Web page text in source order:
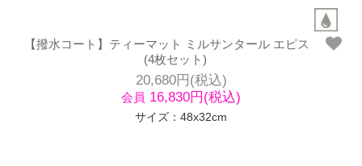
【撥水コート】ティーマット ミルサンタール エピス
(4枚セット)
20,680円(税込)
会員 16,830円(税込)
サイズ：48x32cm